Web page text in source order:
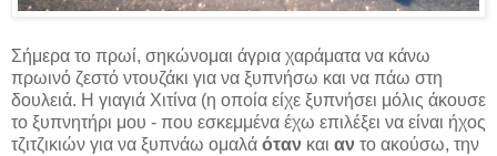
Σήμερα το πρωί, σηκώνομαι άγρια χαράματα να κάνω
πρωινό ζεστό ντουζάκι για να ξυπνήσω και να πάω στη
δουλειά. Η γιαγιά Χιτίνα (η οποία είχε ξυπνήσει μόλις άκουσε
το ξυπνητήρι μου - που εσκεμμένα έχω επιλέξει να είναι ήχος
τζιτζικιών για να ξυπνάω ομαλά όταν και αν το ακούσω, την